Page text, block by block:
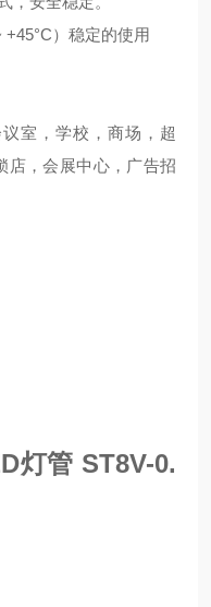
）稳定的使用
室，学校，商场，超
店，会展中心，广告招
灯管 ST8V-0.